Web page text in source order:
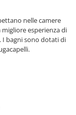
nelle camere
esperienza di
I bagni sono dotati di